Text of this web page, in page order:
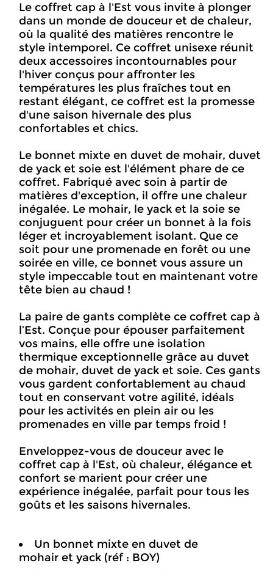
Le coffret cap à l'Est vous invite à plonger
dans un monde de douceur et de chaleur,
où la qualité des matières rencontre le
style intemporel. Ce coffret unisexe réunit
deux accessoires incontournables pour
l'hiver conçus pour affronter les
températures les plus fraîches tout en
restant élégant, ce coffret est la promesse
d'une saison hivernale des plus
confortables et chics.
Le bonnet mixte en duvet de mohair, duvet
de yack et soie est l'élément phare de ce
coffret. Fabriqué avec soin à partir de
matières d'exception, il offre une chaleur
inégalée. Le mohair, le yack et la soie se
conjuguent pour créer un bonnet à la fois
léger et incroyablement isolant. Que ce
soit pour une promenade en forêt ou une
soirée en ville, ce bonnet vous assure un
style impeccable tout en maintenant votre
tête bien au chaud !
La paire de gants complète ce coffret cap à
l’Est. Conçue pour épouser parfaitement
vos mains, elle offre une isolation
thermique exceptionnelle grâce au duvet
de mohair, duvet de yack et soie. Ces gants
vous gardent confortablement au chaud
tout en conservant votre agilité, idéals
pour les activités en plein air ou les
promenades en ville par temps froid !
Enveloppez-vous de douceur avec le
coffret cap à l'Est, où chaleur, élégance et
confort se marient pour créer une
expérience inégalée, parfait pour tous les
goûts et les saisons hivernales.
Un bonnet mixte en duvet de
mohair et yack (réf : BOY)